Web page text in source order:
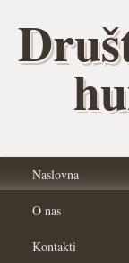
Naslovna
O nas
Kontakti